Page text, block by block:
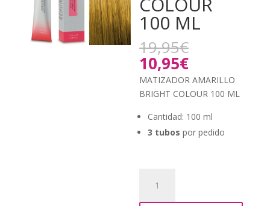
100 ML
19,95€
original
era:
19,95€.
10,95€El
precio
actual
es:
10,95€.
MATIZADOR AMARILLO
BRIGHT COLOUR 100 ML
Cantidad: 100 ml
3 tubos por pedido
AMARILLO
BRIGHT